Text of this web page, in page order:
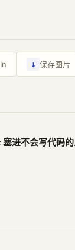
↓ 保存图片
进不会写代码